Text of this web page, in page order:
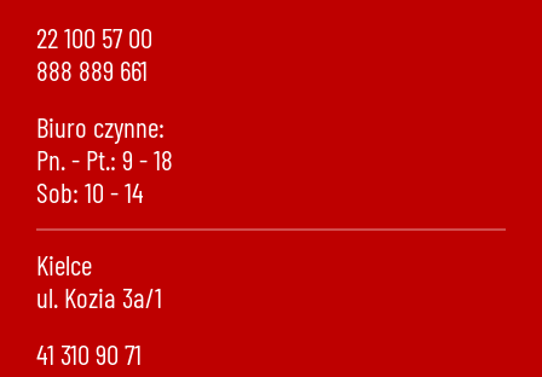
22 100 57 00
888 889 661
Biuro czynne:
Pn. - Pt.: 9 - 18
Sob: 10 - 14
Kielce
ul. Kozia 3a/1
41 310 90 71